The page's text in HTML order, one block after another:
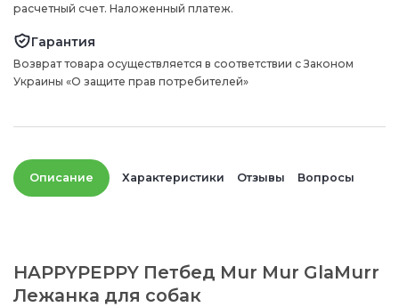
расчетный счет. Наложенный платеж.
Гарантия
Возврат товара осуществляется в соответствии с Законом
Украины «О защите прав потребителей»
Описание Характеристики Отзывы Вопросы
HAPPYPEPPY Петбед Mur Mur GlaMurr
Лежанка для собак